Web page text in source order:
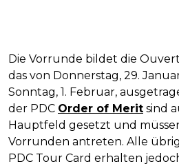
Die Vorrunde bildet die
das von Donnerstag, 29.
Sonntag, 1. Februar,
der PDC Order of Merit sind
Hauptfeld gesetzt und
Vorrunden antreten. Alle
PDC Tour Card erhalten